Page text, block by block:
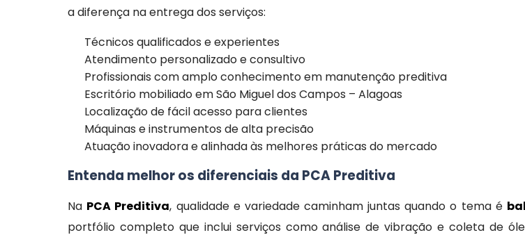
a diferença na entrega dos serviços:
Técnicos qualificados e experientes
Atendimento personalizado e consultivo
Profissionais com amplo conhecimento em manutenção preditiva
Escritório mobiliado em São Miguel dos Campos – Alagoas
Localização de fácil acesso para clientes
Máquinas e instrumentos de alta precisão
Atuação inovadora e alinhada às melhores práticas do mercado
Entenda melhor os diferenciais da PCA Preditiva
Na PCA Preditiva, qualidade e variedade caminham juntas quando o tema é
portfólio completo que inclui serviços como análise de vibração e coleta de